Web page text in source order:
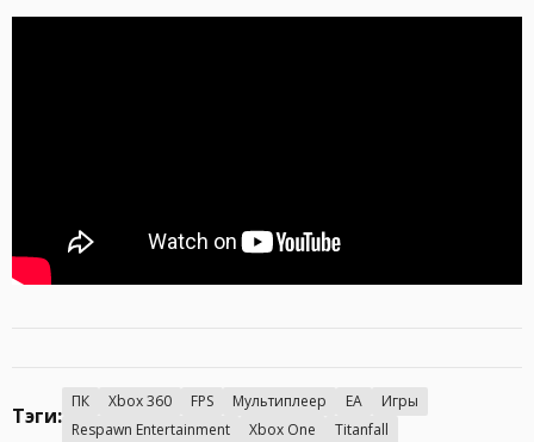
Тэги:
ПК Xbox 360 FPS Мультиплеер EA
Игры
Respawn Entertainment
Xbox One Titanfall